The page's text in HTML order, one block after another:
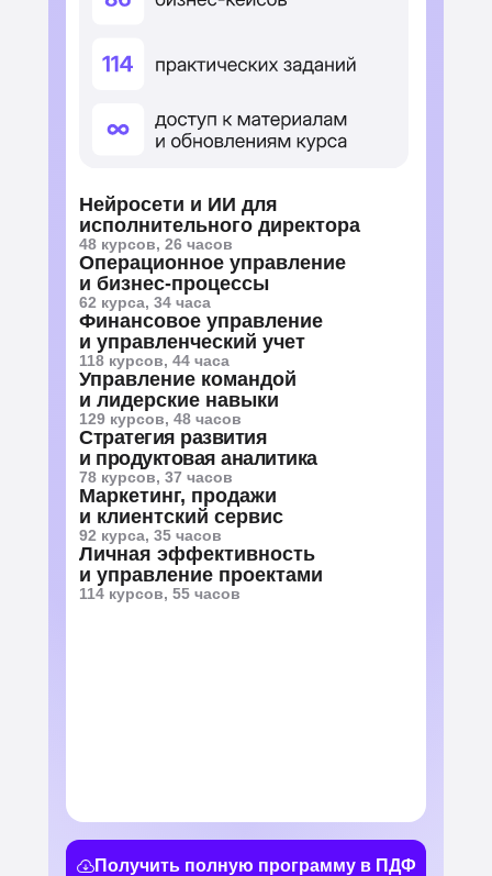
Получить полную программу в ПДФ
Нейросети и ИИ для
исполнительного директора
48 курсов, 26 часов
Операционное управление
и бизнес-процессы
62 курса, 34 часа
Финансовое управление
и управленческий учет
118 курсов, 44 часа
Управление командой
и лидерские навыки
129 курсов, 48 часов
Стратегия развития
и продуктовая аналитика
78 курсов, 37 часов
Маркетинг, продажи
и клиентский сервис
92 курса, 35 часов
Личная эффективность
и управление проектами
114 курсов, 55 часов